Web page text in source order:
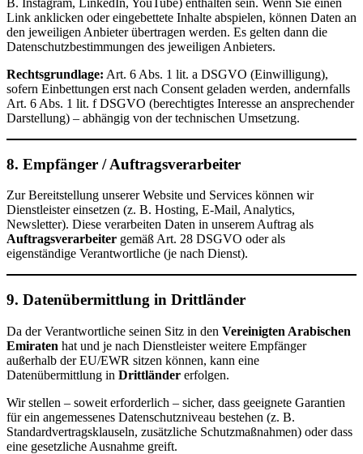
Link anklicken oder eingebettete Inhalte abspielen, können Daten an
den jeweiligen Anbieter übertragen werden. Es gelten dann die
Datenschutzbestimmungen des jeweiligen Anbieters.
Rechtsgrundlage: Art. 6 Abs. 1 lit. a DSGVO (Einwilligung),
sofern Einbettungen erst nach Consent geladen werden, andernfalls
Art. 6 Abs. 1 lit. f DSGVO (berechtigtes Interesse an ansprechender
Darstellung) – abhängig von der technischen Umsetzung.
8. Empfänger / Auftragsverarbeiter
Zur Bereitstellung unserer Website und Services können wir
Dienstleister einsetzen (z. B. Hosting, E-Mail, Analytics,
Newsletter). Diese verarbeiten Daten in unserem Auftrag als
Auftragsverarbeiter gemäß Art. 28 DSGVO oder als
eigenständige Verantwortliche (je nach Dienst).
9. Datenübermittlung in Drittländer
Da der Verantwortliche seinen Sitz in den Vereinigten Arabischen
Emiraten hat und je nach Dienstleister weitere Empfänger
außerhalb der EU/EWR sitzen können, kann eine
Datenübermittlung in Drittländer erfolgen.
Wir stellen – soweit erforderlich – sicher, dass geeignete Garantien
für ein angemessenes Datenschutzniveau bestehen (z. B.
Standardvertragsklauseln, zusätzliche Schutzmaßnahmen) oder dass
eine gesetzliche Ausnahme greift.